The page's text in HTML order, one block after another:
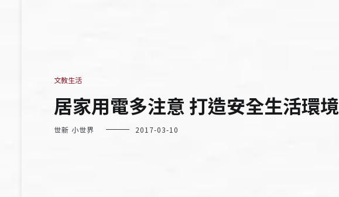
文教生活
居家用電多注意 打造安全生活環境
世新 小世界 2017-03-10